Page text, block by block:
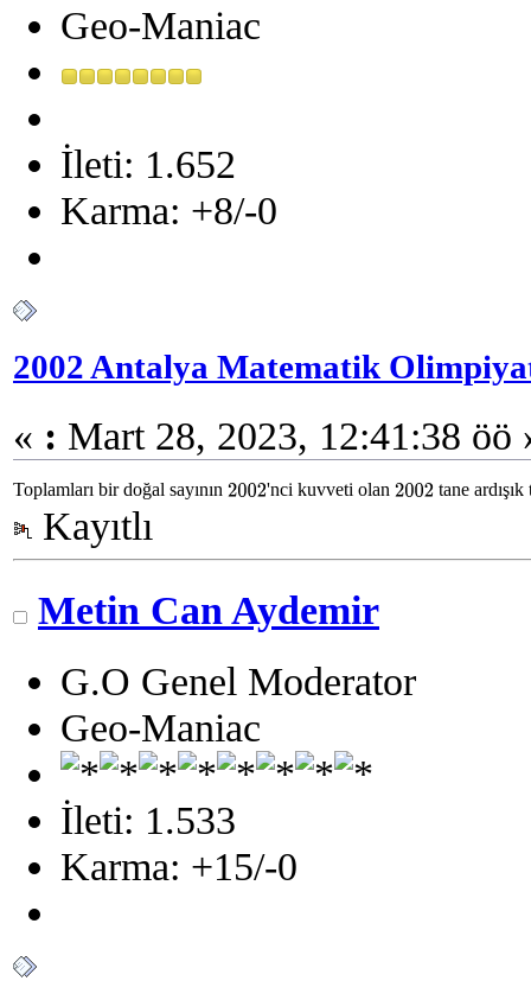
Geo-Maniac
İleti: 1.652
Karma: +8/-0
2002 Antalya Matematik
« : Mart 28, 2023, 12:41:38 öö
Toplamları bir doğal sayının 2002'nci kuvveti olan 2002 tane
Kayıtlı
Metin Can Aydemir
G.O Genel Moderator
Geo-Maniac
İleti: 1.533
Karma: +15/-0